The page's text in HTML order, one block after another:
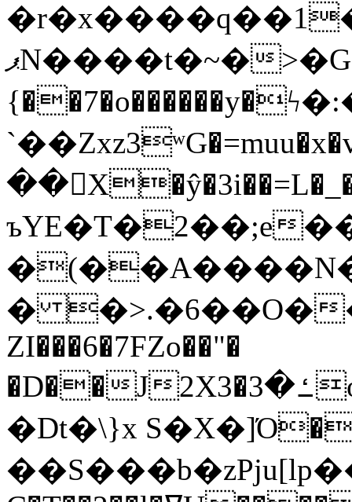
ޕN����t�~�>�G�{�Wރ�sl̞�@x_:�ˏ��՛��zU;wk�F�m�q}
ъYE�T�2��;e
� �>.�6��O�
ZI���6�7FZo��"�
�D��J2X3�ߑ�3o�|aak�q�@����]�K���w���r;�
�Dt�\}x